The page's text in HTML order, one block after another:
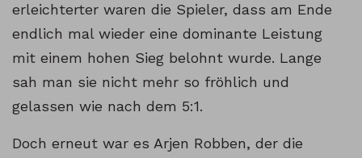
erleichterter waren die Spieler, dass am Ende
endlich mal wieder eine dominante Leistung
mit einem hohen Sieg belohnt wurde. Lange
sah man sie nicht mehr so fröhlich und
gelassen wie nach dem 5:1.
Doch erneut war es Arjen Robben, der die